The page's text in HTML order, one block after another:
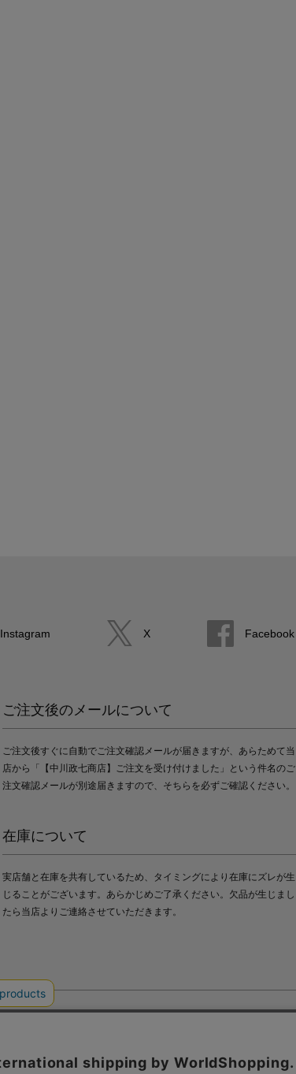
Instagram X Facebook
ご注文後のメールについて
ご注文後すぐに自動でご注文確認メールが届きますが、あらためて当
店から「【中川政七商店】ご注文を受け付けました」という件名のご
注文確認メールが別途届きますので、そちらを必ずご確認ください。
在庫について
実店舗と在庫を共有しているため、タイミングにより在庫にズレが生
じることがございます。あらかじめご了承ください。欠品が生じまし
たら当店よりご連絡させていただきます。